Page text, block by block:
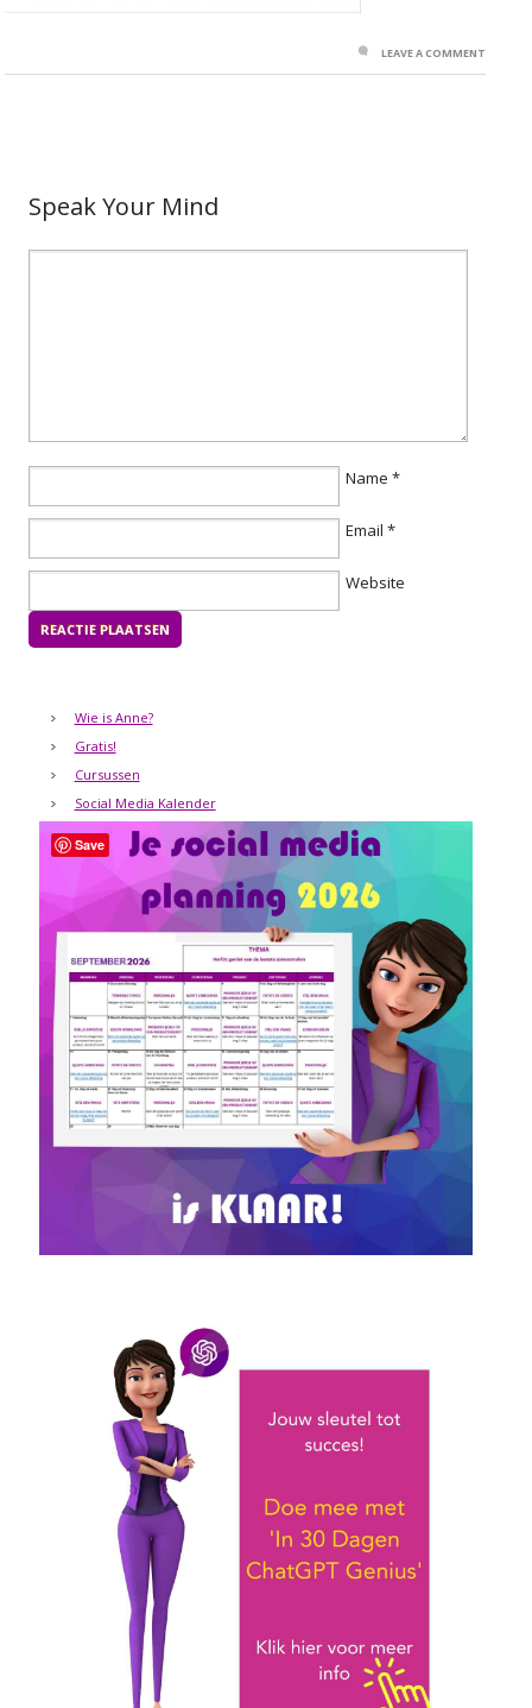
LEAVE A COMMENT
Speak Your Mind
Name *
Email *
Website
Wie is Anne?
Gratis!
Cursussen
Social Media Kalender
Save